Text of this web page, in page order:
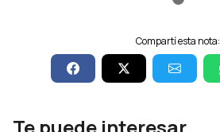
Compartí esta nota: